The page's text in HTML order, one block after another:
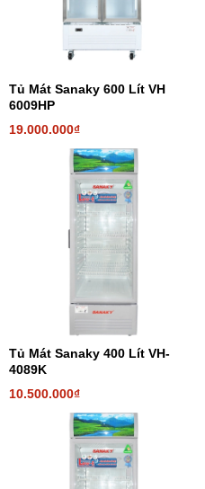
Tủ Mát Sanaky 600 Lít VH
6009HP
19.000.000₫
Tủ Mát Sanaky 400 Lít VH-
4089K
10.500.000₫